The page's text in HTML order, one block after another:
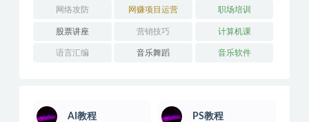
网络攻防 网赚项目运营 职场培训
股票讲座 营销技巧 计算机课
语言汇编 音乐舞蹈 音乐软件
AI教程 PS教程